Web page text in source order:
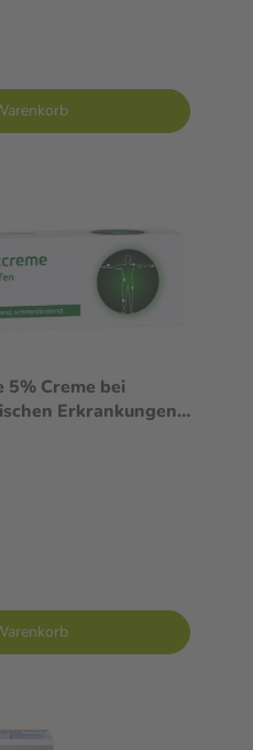
5% Creme bei
Erkrankungen
und
Creme